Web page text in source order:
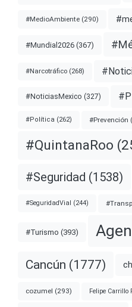
#MedioAmbiente (290)
#Mundial2026 (367)
#Narcotráfico (268)
#NoticiasMexico (327)
#Política (262) #Prevención
#QuintanaRoo
#Seguridad (1538)
#SeguridadVial (244)
#Turismo (393)
Cancún (1777)
cozumel (293) Felipe Carrillo